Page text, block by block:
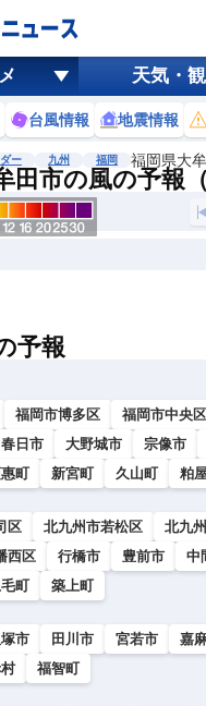
天気・
台風情報 地震情報
ー 九州 福岡 福岡県大
田市の風の予報
予報
福岡市博多区 福岡市中央区
春日市 大野城市 宗像市
町 新宮町 久山町 粕
区 北九州市若松区 北九
西区
行橋市 豊前市 中
町 築上町
市 田川市 宮若市 嘉
福智町